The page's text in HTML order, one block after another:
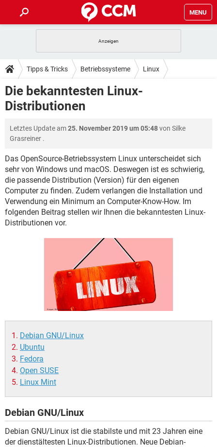
MENU
ANDROID IOS
WINDOWS 10 INSTAGRAM
WHATSAPP
TIPPS & TRICKS
SPIELE STREAMING
ANDROID IOS
WHATSAPP TIKTOK
DOWNLOADS
SPIELE
WINDOWS 10
WHATSAPP TIKTOK
FACEBOOK HARDWARE
FORUM
SPIELE STREAMING
WINDOWS 10 INSTAGRAM
WHATSAPP TIKTOK
FACEBOOK HARDWARE
LEXIKON
SPIELE STREAMING
ANDROID IOS
WINDOWS 10 INSTAGRAM
WHATSAPP TIKTOK
FACEBOOK
Tipps & Tricks Betriebssysteme Linux
Die bekanntesten Linux-
Distributionen
Letztes Update am25. November 2019 um 05:48von Silke
Grasreiner .
Das OpenSource-Betriebssystem Linux unterscheidet sich
sehr von Windows und macOS. Deswegen ist es schwierig,
die passende Distribution (Version) für den eigenen
Computer zu finden. Zudem verlangen die Installation und
Verwendung ein Minimum an Computer-Know-How. Im
folgenden Beitrag stellen wir Ihnen die bekanntesten Linux-
Distributionen vor.
Debian GNU/Linux
Ubuntu
Fedora
Open SUSE
Linux Mint
Debian GNU/Linux
Debian GNU/Linux ist die stabilste und mit 23 Jahren eine
der dienstältesten Linux-Distributionen. Neue Debian-